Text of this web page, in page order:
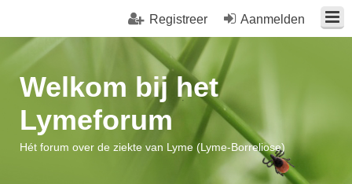
Aanmelden
Registreer
Welkom bij het
Lymeforum
Hét forum over de ziekte van Lyme (Lyme-Borreliose)